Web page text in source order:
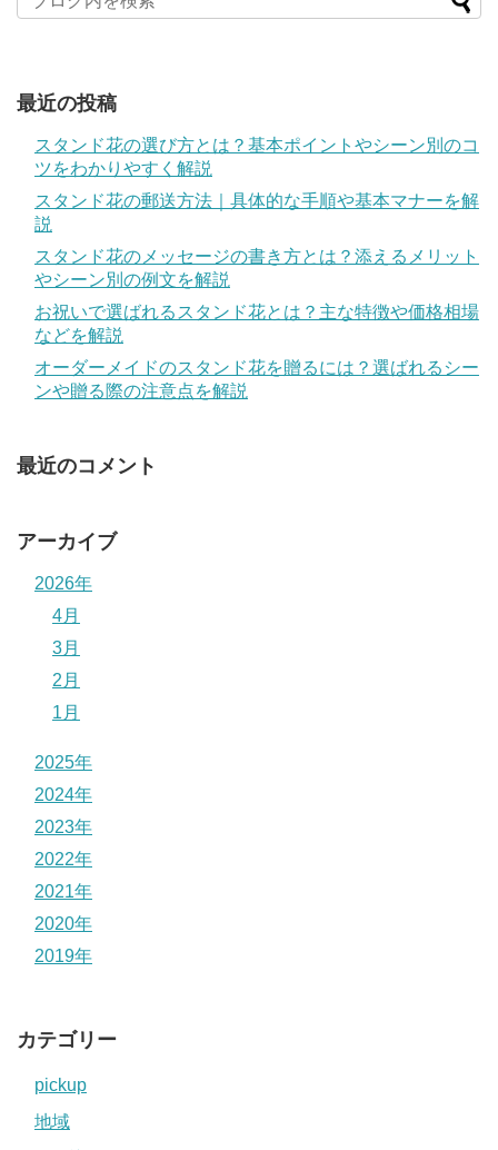
最近の投稿
スタンド花の選び方とは？基本ポイントやシーン別のコ
ツをわかりやすく解説
スタンド花の郵送方法｜具体的な手順や基本マナーを解
説
スタンド花のメッセージの書き方とは？添えるメリット
やシーン別の例文を解説
お祝いで選ばれるスタンド花とは？主な特徴や価格相場
などを解説
オーダーメイドのスタンド花を贈るには？選ばれるシー
ンや贈る際の注意点を解説
最近のコメント
アーカイブ
2026年
4月
3月
2月
1月
2025年
2024年
2023年
2022年
2021年
2020年
2019年
カテゴリー
pickup
地域